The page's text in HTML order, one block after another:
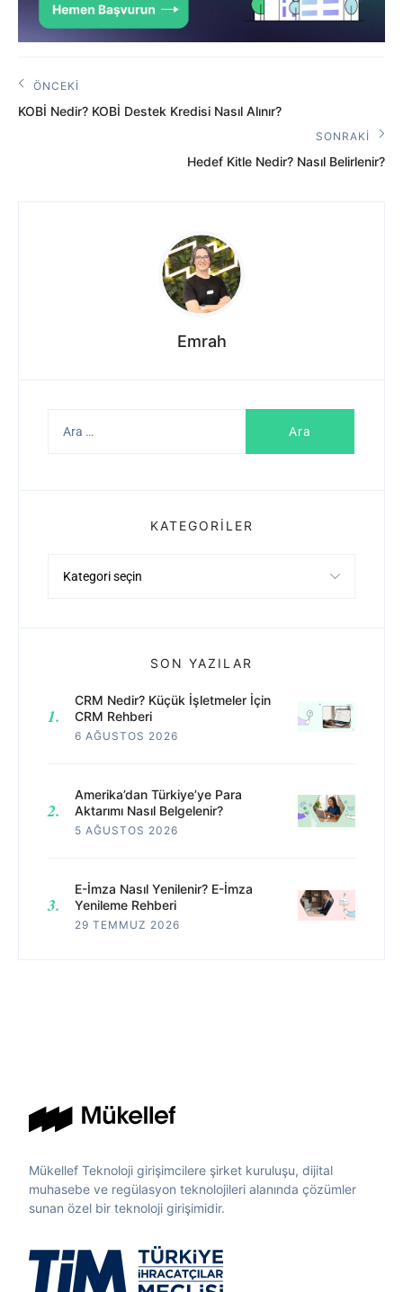
Yazı
gezinmesi
ÖNCEKI
Önceki
KOBİ Nedir? KOBİ Destek Kredisi Nasıl Alınır?
SONRAKI
Sonraki
Hedef Kitle Nedir? Nasıl Belirlenir?
Emrah
KATEGORILER
SON YAZILAR
CRM Nedir? Küçük İşletmeler İçin
CRM Rehberi
6 AĞUSTOS 2026
Amerika’dan Türkiye’ye Para
Aktarımı Nasıl Belgelenir?
5 AĞUSTOS 2026
E-İmza Nasıl Yenilenir? E-İmza
Yenileme Rehberi
29 TEMMUZ 2026
Mükellef Teknoloji girişimcilere şirket kuruluşu, dijital
muhasebe ve regülasyon teknolojileri alanında çözümler
sunan özel bir teknoloji girişimidir.